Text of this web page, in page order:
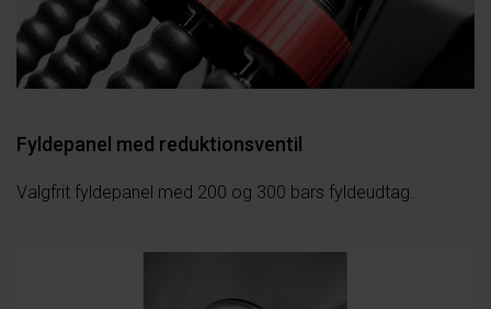
Fyldepanel med reduktionsventil
Valgfrit fyldepanel med 200 og 300 bars fyldeudtag.